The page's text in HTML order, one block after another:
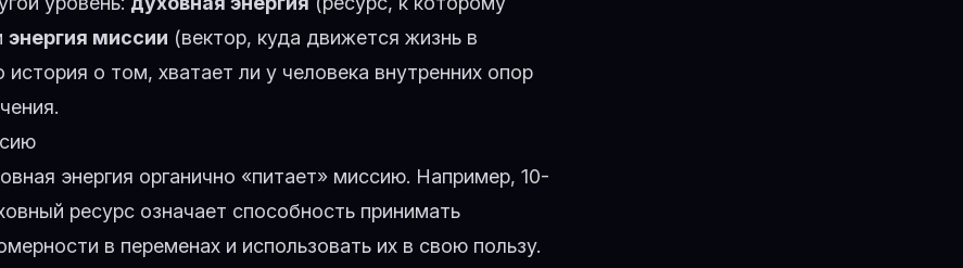
энергия миссии (вектор, куда движется жизнь в
о том, хватает ли у человека внутренних опор
энергия органично «питает» миссию. Например, 10-
ресурс означает способность принимать
в переменах и использовать их в свою пользу.